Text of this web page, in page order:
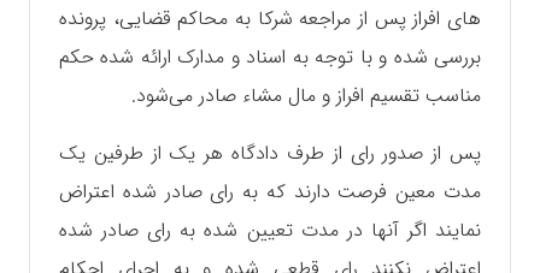
های افراز پس از مراجعه شرکا به محاکم قضایی، پرونده
بررسی شده و با توجه به اسناد و مدارک ارائه شده حکم
مناسب تقسیم افراز و مال مشاء صادر می‌شود.
پس از صدور رای از طرف دادگاه هر یک از طرفین یک
مدت معین فرصت دارند که به رای صادر شده اعتراض
نمایند اگر آنها در مدت تعیین شده به رای صادر شده